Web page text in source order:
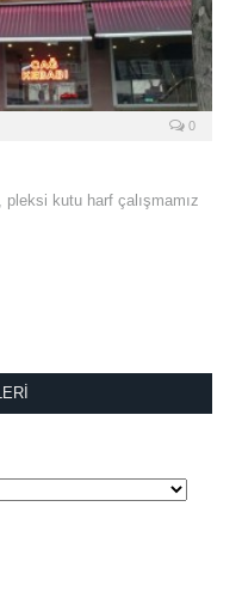
0
kutu harf çalışmamız